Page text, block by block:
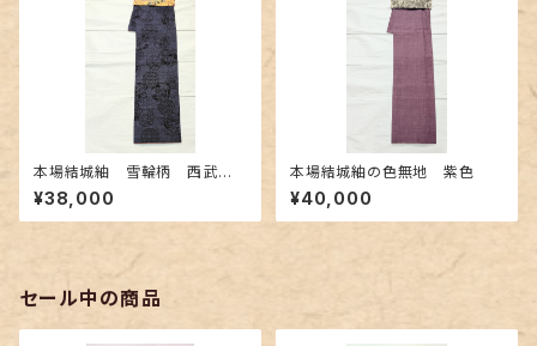
本場結城紬 雪輪柄 西武百
貨店誂え
¥38,000
本場結城紬の色無地 紫色
¥40,000
セール中の商品